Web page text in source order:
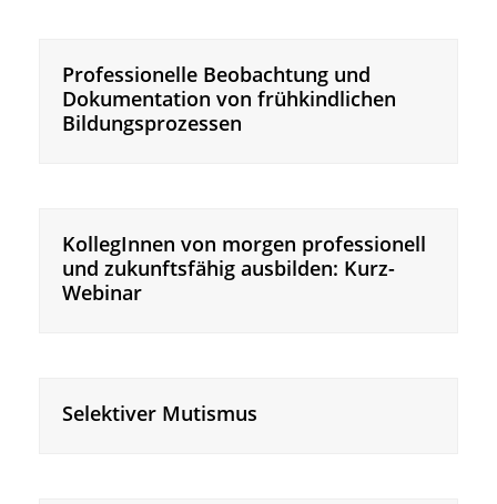
Professionelle Beobachtung und
Dokumentation von frühkindlichen
Bildungsprozessen
KollegInnen von morgen professionell
und zukunftsfähig ausbilden: Kurz-
Webinar
Selektiver Mutismus